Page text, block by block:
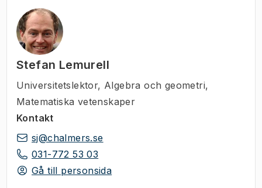
Stefan Lemurell
Universitetslektor, Algebra och geometri,
Matematiska vetenskaper
Kontakt
sj@chalmers.se
031-772 53 03
Gå till personsida